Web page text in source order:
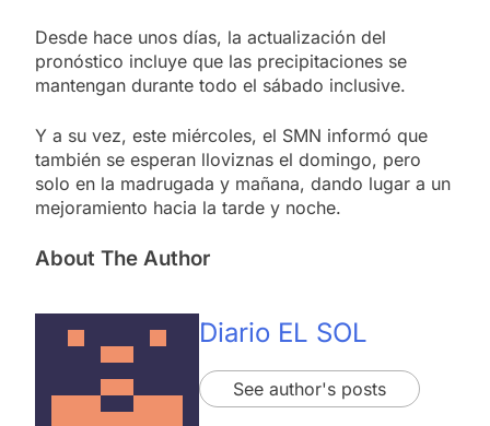
Desde hace unos días, la actualización del
pronóstico incluye que las precipitaciones se
mantengan durante todo el sábado inclusive.
Y a su vez, este miércoles, el SMN informó que
también se esperan lloviznas el domingo, pero
solo en la madrugada y mañana, dando lugar a un
mejoramiento hacia la tarde y noche.
About The Author
Diario EL SOL
See author's posts